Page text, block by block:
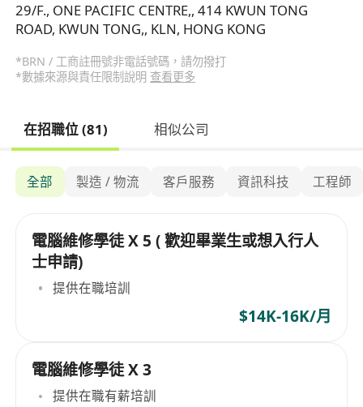
29/F., ONE PACIFIC CENTRE,, 414 KWUN TONG
ROAD, KWUN TONG,, KLN, HONG KONG
*BRN / 工商註冊號非電話號碼，請勿撥打
*數據來源與責任限制說明 查看更多
在招職位 (81) 相似公司
全部 製造 / 物流 客戶服務 資訊科技 工程師
電腦維修學徒 X 5 ( 歡迎畢業生或想入行人
士申請)
提供在職培訓
$14K-16K/月
電腦維修學徒 X 3
提供在職有薪培訓